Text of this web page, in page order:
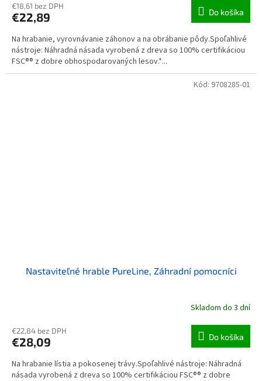
€18,61 bez DPH
€22,89 Do košíka
Na hrabanie, vyrovnávanie záhonov a na obrábanie pôdy.Spoľahlivé
nástroje: Náhradná násada vyrobená z dreva so 100% certifikáciou
FSC®® z dobre obhospodarovaných lesov.*...
Nastaviteľné hrable PureLine, Záhradní pomocníci
Skladom do 3 dní
€22,84 bez DPH
€28,09 Do košíka
Na hrabanie lístia a pokosenej trávy.Spoľahlivé nástroje: Náhradná
násada vyrobená z dreva so 100% certifikáciou FSC®® z dobre
Kód: 9708285-01